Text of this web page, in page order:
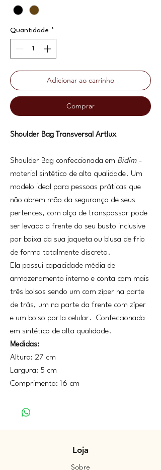
Quantidade *
Adicionar ao carrinho
Comprar
Shoulder Bag Transversal Artlux
Shoulder Bag confeccionada em Bidim -
material sintético de alta qualidade. Um
modelo ideal para pessoas práticas que
não abrem mão da segurança de seus
pertences, com alça de transpassar pode
ser levada a frente do seu busto inclusive
por baixa da sua jaqueta ou blusa de frio
de forma totalmente discreta.
Ela possui capacidade média de
armazenamento interno e conta com mais
três bolsos sendo um com zíper na parte
de trás, um na parte da frente com zíper
e um bolso porta celular. Confeccionada
em sintético de alta qualidade.
Medidas:
Altura: 27 cm
Largura: 5 cm
Comprimento: 16 cm
Loja
Sobre